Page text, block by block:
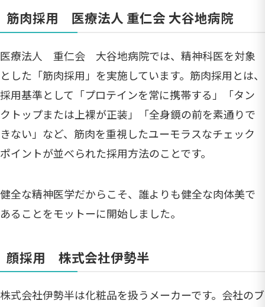
筋肉採用 医療法人 重仁会 大谷地病院
医療法人 重仁会 大谷地病院では、精神科医を対象
とした「筋肉採用」を実施しています。筋肉採用とは、
採用基準として「プロテインを常に携帯する」「タン
クトップまたは上裸が正装」「全身鏡の前を素通りで
きない」など、筋肉を重視したユーモラスなチェック
ポイントが並べられた採用方法のことです。
健全な精神医学だからこそ、誰よりも健全な肉体美で
あることをモットーに開始しました。
顔採用 株式会社伊勢半
株式会社伊勢半は化粧品を扱うメーカーです。会社のブ